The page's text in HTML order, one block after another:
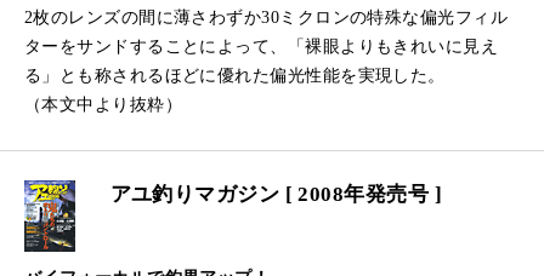
2枚のレンズの間に薄さわずか30ミクロンの特殊な偏光フィル
ターをサンドすることによって、「裸眼よりもきれいに見え
る」とも称されるほどに優れた偏光性能を実現した。
（本文中より抜粋）
アユ釣りマガジン [ 2008年発売号 ]